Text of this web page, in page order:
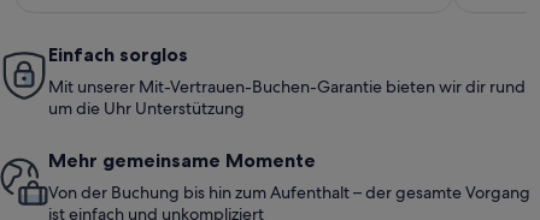
Einfach sorglos
Mit unserer Mit-Vertrauen-Buchen-Garantie bieten wir dir rund
um die Uhr Unterstützung
Mehr gemeinsame Momente
Von der Buchung bis hin zum Aufenthalt – der gesamte Vorgang
ist einfach und unkompliziert